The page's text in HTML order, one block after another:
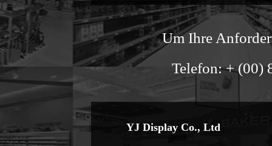
Um Ihre
Telefon: + (00)
YJ Display Co., Ltd